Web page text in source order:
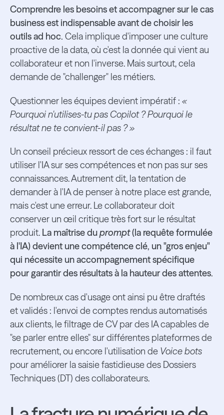
Comprendre les besoins et accompagner sur le cas
business est indispensable avant de choisir les
outils ad hoc. Cela implique d'imposer une culture
proactive de la data, où c'est la donnée qui vient au
collaborateur et non l'inverse. Mais surtout, cela
demande de "challenger" les métiers.
Questionner les équipes devient impératif : «
Pourquoi n'utilises-tu pas Copilot ? Pourquoi le
résultat ne te convient-il pas ? »
Un conseil précieux ressort de ces échanges : il faut
utiliser l'IA sur ses compétences et non pas sur ses
connaissances. Autrement dit, la tentation de
demander à l'IA de penser à notre place est grande,
mais c'est une erreur. Le collaborateur doit
conserver un œil critique très fort sur le résultat
produit. La maîtrise duprompt(la requête formulée
à l'IA) devient une compétence clé, un "gros enjeu"
qui nécessite un accompagnement spécifique
pour garantir des résultats à la hauteur des attentes.
De nombreux cas d'usage ont ainsi pu être draftés
et validés : l'envoi de comptes rendus automatisés
aux clients, le filtrage de CV par des IA capables de
"se parler entre elles" sur différentes plateformes de
recrutement, ou encore l'utilisation de Voice bots
pour améliorer la saisie fastidieuse des Dossiers
Techniques (DT) des collaborateurs.